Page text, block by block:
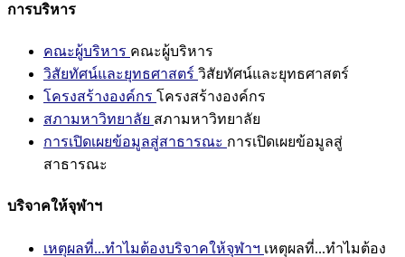
การบริหาร
คณะผู้บริหาร คณะผู้บริหาร
วิสัยทัศน์และยุทธศาสตร์ วิสัยทัศน์และยุทธศาสตร์
โครงสร้างองค์กร โครงสร้างองค์กร
สภามหาวิทยาลัย สภามหาวิทยาลัย
การเปิดเผยข้อมูลสู่สาธารณะ การเปิดเผยข้อมูลสู่
สาธารณะ
บริจาคให้จุฬาฯ
เหตุผลที่...ทำไมต้องบริจาคให้จุฬาฯ เหตุผลที่...ทำไมต้อง